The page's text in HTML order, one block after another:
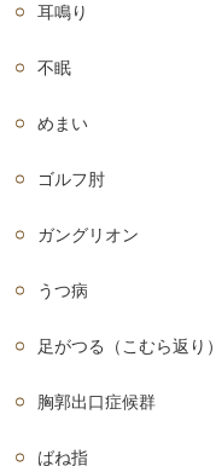
耳鳴り
不眠
めまい
ゴルフ肘
ガングリオン
うつ病
足がつる（こむら返り）
胸郭出口症候群
ばね指